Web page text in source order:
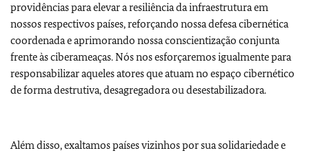
providências para elevar a resiliência da infraestrutura em
nossos respectivos países, reforçando nossa defesa cibernética
coordenada e aprimorando nossa conscientização conjunta
frente às ciberameaças. Nós nos esforçaremos igualmente para
responsabilizar aqueles atores que atuam no espaço cibernético
de forma destrutiva, desagregadora ou desestabilizadora.
Além disso, exaltamos países vizinhos por sua solidariedade e